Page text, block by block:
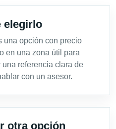
elegirlo
una opción con precio
en una zona útil para
una referencia clara de
con un asesor.
otra opción